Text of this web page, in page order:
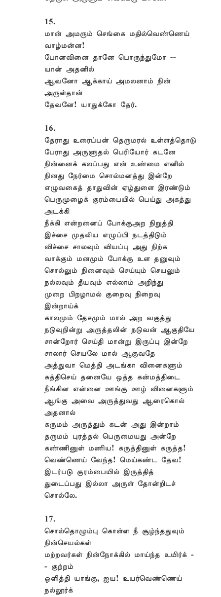
15.
மான் அமரும் செங்கை மதில்வெண்ணெய்
வாழ்மன்ன!
போனவினை தானே பொருந்துமோ --
யான் அதனில்
ஆவனோ ஆக்காய் அமலனாம் நின்
அருள்தான்
தேவனே! யாதுக்கோ தேர்.
16.
தேராது உரைப்பன் தெருமரல் உள்ளத்தொடு
பேராது அருளுதல் பெரியோர் கடனே
நின்னைக் கலப்பது என் உண்மை எனில்
நினது நேர்மை சொல்மனத்து இன்றே
எழுவகைத் தாதுவின் ஏழ்துளை இரண்டும்
பெருமுழைக் குரம்பையில் பெய்து அகத்து
அடக்கி
நீக்கி என்றனைப் போக்குஅற நிறுத்தி
இச்சை முதலிய எழுப்பி நடத்திடும்
விச்சை சாலவும் வியப்பு அது நிற்க
வாக்கும் மனமும் போக்கு உள தனுவும்
சொல்லும் நினைவும் செய்யும் செயலும்
நல்லவும் தீயவும் எல்லாம் அறிந்து
முறை பிறழாமல் குறைவு நிறைவு
இன்றாய்க்
காலமும் தேசமும் மால் அற வகுத்து
நடுவுநின்று அருத்தலின் நடுவன் ஆகுதியே
சான்றோர் செய்தி மான்று இருப்பு இன்றே
சாலார் செயலே மால் ஆகுவதே
அத்துவா மெத்தி அடங்கா வினைகளும்
சுத்திசெய் தனையே ஒத்த கன்மத்திடை
நீங்கின என்னை ஊங்கு ஊழ் வினைகளும்
ஆங்கு அவை அருத்துவது ஆரைகொல்
அதனால்
கருமம் அருத்தும் கடன் அது இன்றாம்
தருமம் புரத்தல் பெருமையது அன்றே
கண்ணினுள் மணிய! கருத்தினுள் கருத்த!
வெண்ணெய் வேந்த! மெய்கண்ட தேவ!
இடர்படு குரம்பையில் இருத்தித்
துடைப்பது இல்லா அருள் தோன்றிடச்
சொல்லே.
17.
சொல்தொழும்பு கொள்ள நீ சூழ்ந்ததுவும்
நின்செயல்கள்
மற்றவர்கள் நின்நோக்கில் மாய்ந்த உயிர்க் -
- குற்றம்
ஒளித்தி யாங்கு, ஐய! உயர்வெண்ணெய்
நல்லூர்க்